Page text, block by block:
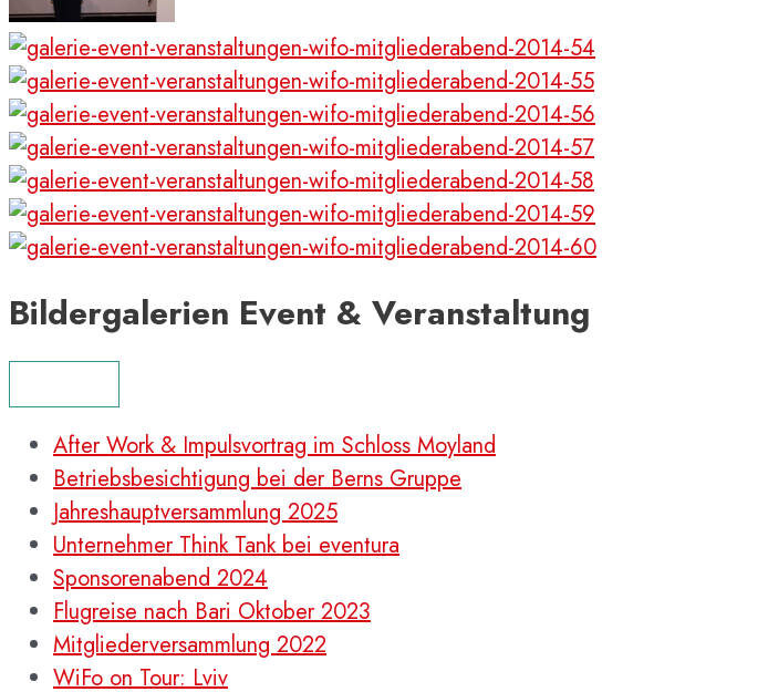
Bildergalerien Event & Veranstaltung
After Work & Impulsvortrag im Schloss Moyland
Betriebsbesichtigung bei der Berns Gruppe
Jahreshauptversammlung 2025
Unternehmer Think Tank bei eventura
Sponsorenabend 2024
Flugreise nach Bari Oktober 2023
Mitgliederversammlung 2022
WiFo on Tour: Lviv